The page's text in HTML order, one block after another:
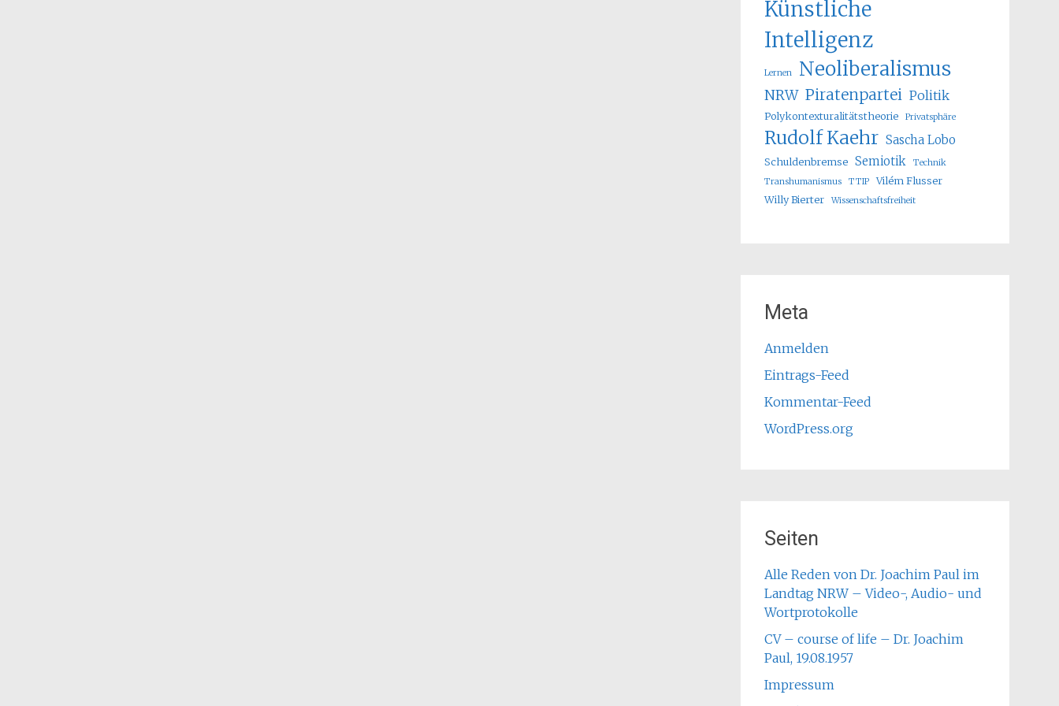
Künstliche
Intelligenz
Lernen Neoliberalismus
NRW Piratenpartei Politik
Polykontexturalitätstheorie Privatsphäre
Rudolf Kaehr Sascha Lobo
Schuldenbremse Semiotik
Technik
Transhumanismus
TTIP
Vilém Flusser
Willy Bierter
Wissenschaftsfreiheit
Meta
Anmelden
Eintrags-Feed
Kommentar-Feed
WordPress.org
Seiten
Alle Reden von Dr. Joachim Paul im
Landtag NRW – Video-, Audio- und
Wortprotokolle
CV – course of life – Dr. Joachim
Paul, 19.08.1957
Impressum